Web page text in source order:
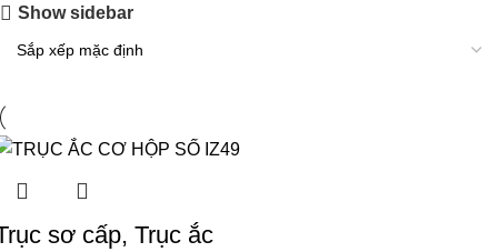
Show sidebar
sơ cấp, Trục ắc